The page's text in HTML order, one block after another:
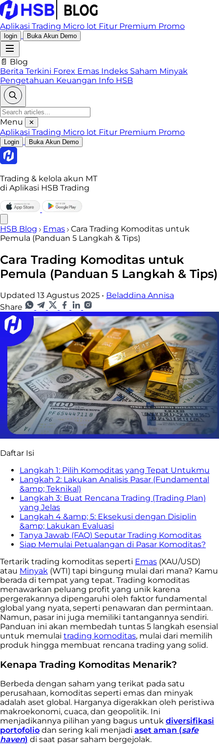
Aplikasi Trading Micro lot Fitur Premium Promo
login Buka Akun Demo
📄 Blog
Berita Terkini Forex Emas Indeks Saham Minyak
Pengetahuan Keuangan Info HSB
Menu ✕
Aplikasi Trading Micro lot Fitur Premium Promo
Login Buka Akun Demo
Trading & kelola akun MT
di Aplikasi HSB Trading
HSB Blog Emas
Cara Trading Komoditas untuk
Pemula (Panduan 5 Langkah & Tips)
Cara Trading Komoditas untuk
Pemula (Panduan 5 Langkah & Tips)
Updated 13 Agustus 2025 • Beladdina Annisa
Share
Daftar Isi
Langkah 1: Pilih Komoditas yang Tepat Untukmu
Langkah 2: Lakukan Analisis Pasar (Fundamental
&amp; Teknikal)
Langkah 3: Buat Rencana Trading (Trading Plan)
yang Jelas
Langkah 4 &amp; 5: Eksekusi dengan Disiplin
&amp; Lakukan Evaluasi
Tanya Jawab (FAQ) Seputar Trading Komoditas
Siap Memulai Petualangan di Pasar Komoditas?
Tertarik trading komoditas seperti Emas (XAU/USD)
atau Minyak (WTI) tapi bingung mulai dari mana? Kamu
berada di tempat yang tepat. Trading komoditas
menawarkan peluang profit yang unik karena
pergerakannya dipengaruhi oleh faktor fundamental
global yang nyata, seperti penawaran dan permintaan.
Namun, pasar ini juga memiliki tantangannya sendiri.
Panduan ini akan membedah tuntas 5 langkah esensial
untuk memulai trading komoditas, mulai dari memilih
produk hingga membuat rencana trading yang solid.
Kenapa Trading Komoditas Menarik?
Berbeda dengan saham yang terikat pada satu
perusahaan, komoditas seperti emas dan minyak
adalah aset global. Harganya digerakkan oleh peristiwa
makroekonomi, cuaca, dan geopolitik. Ini
menjadikannya pilihan yang bagus untuk diversifikasi
portofolio dan sering kali menjadi aset aman (safe
haven) di saat pasar saham bergejolak.